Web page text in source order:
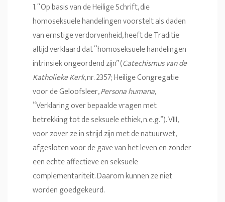
1. “Op basis van de Heilige Schrift, die
homoseksuele handelingen voorstelt als daden
van ernstige verdorvenheid, heeft de Traditie
altijd verklaard dat “homoseksuele handelingen
intrinsiek ongeordend zijn” (Catechismus van de
Katholieke Kerk, nr. 2357; Heilige Congregatie
voor de Geloofsleer,Persona humana,
“Verklaring over bepaalde vragen met
betrekking tot de seksuele ethiek, n.e.g.”). VIII,
voor zover ze in strijd zijn met de natuurwet,
afgesloten voor de gave van het leven en zonder
een echte affectieve en seksuele
complementariteit. Daarom kunnen ze niet
worden goedgekeurd.